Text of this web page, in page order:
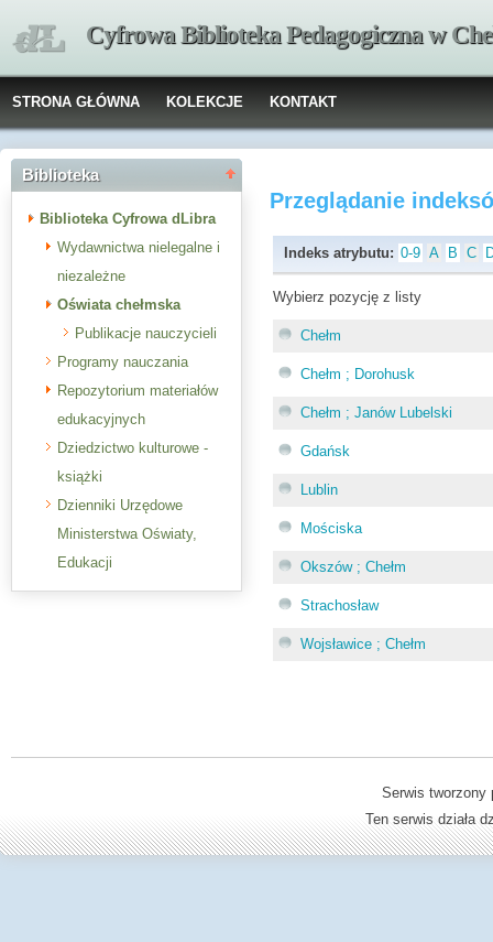
Cyfrowa Biblioteka Pedagogiczna w
STRONA GŁÓWNA KOLEKCJE KONTAKT
Biblioteka
Biblioteka Cyfrowa dLibra
Wydawnictwa nielegalne i
niezależne
Oświata chełmska
Publikacje nauczycieli
Programy nauczania
Repozytorium materiałów
edukacyjnych
Dziedzictwo kulturowe -
książki
Dzienniki Urzędowe
Ministerstwa Oświaty,
Edukacji
Przeglądanie
Indeks atrybutu: 0-9 A B C
Wybierz pozycję z listy
Chełm
Chełm ; Dorohusk
Chełm ; Janów Lubelski
Gdańsk
Lublin
Mościska
Okszów ; Chełm
Strachosław
Wojsławice ; Chełm
Serwis
Ten serwis działa